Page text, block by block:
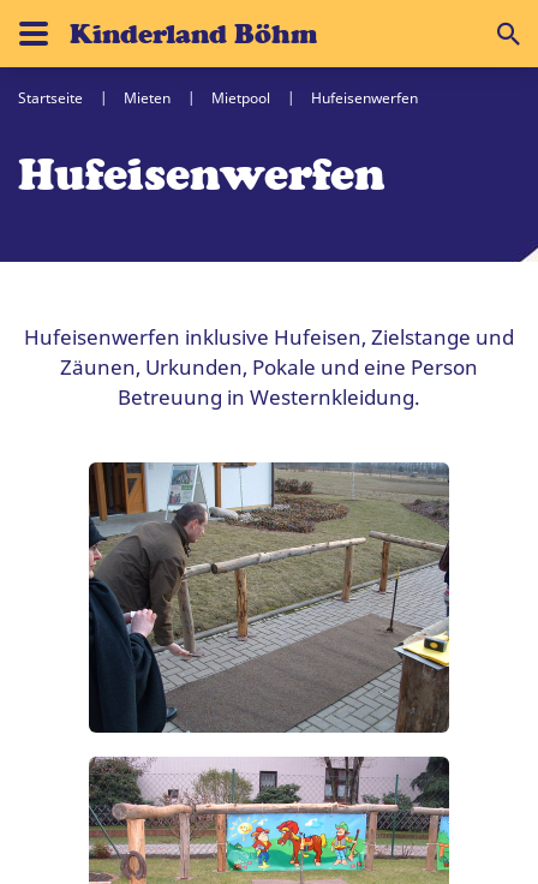
Kinderland Böhm
Startseite Mieten Mietpool Hufeisenwerfen
Hufeisenwerfen
Hufeisenwerfen inklusive Hufeisen, Zielstange und
Zäunen, Urkunden, Pokale und eine Person
Betreuung in Westernkleidung.